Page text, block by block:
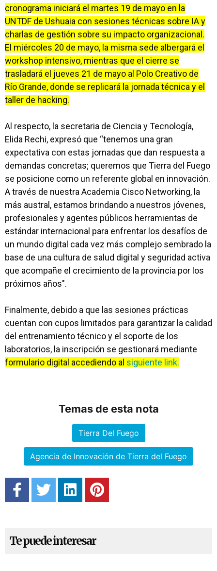
cronograma iniciará el martes 19 de mayo en la
UNTDF de Ushuaia con sesiones técnicas sobre IA y
charlas de gestión sobre su impacto organizacional.
El miércoles 20 de mayo, la misma sede albergará el
workshop intensivo, mientras que el cierre se
trasladará el jueves 21 de mayo al Polo Creativo de
Río Grande, donde se replicará la jornada técnica y el
taller de hacking.
Al respecto, la secretaria de Ciencia y Tecnología,
Elida Rechi, expresó que “tenemos una gran
expectativa con estas jornadas que dan respuesta a
demandas concretas; queremos que Tierra del Fuego
se posicione como un referente global en innovación.
A través de nuestra Academia Cisco Networking, la
más austral, estamos brindando a nuestros jóvenes,
profesionales y agentes públicos herramientas de
estándar internacional para enfrentar los desafíos de
un mundo digital cada vez más complejo sembrado la
base de una cultura de salud digital y seguridad activa
que acompañe el crecimiento de la provincia por los
próximos años".
Finalmente, debido a que las sesiones prácticas
cuentan con cupos limitados para garantizar la calidad
del entrenamiento técnico y el soporte de los
laboratorios, la inscripción se gestionará mediante
formulario digital accediendo al siguiente link.
Temas de esta nota
Tierra Del Fuego
Agencia de Innovación de Tierra del Fuego
Te puede interesar